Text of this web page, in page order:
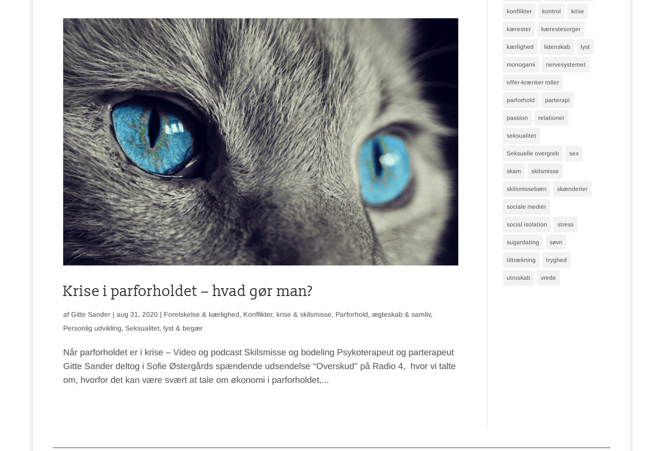
Krise i parforholdet – hvad gør man?
afGitte Sander| aug 31, 2020| Forelskelse & kærlighed, Konflikter, krise & skilsmisse, Parforhold, ægteskab & samliv,
Personlig udvikling, Seksualitet, lyst & begær
Når parforholdet er i krise – Video og podcast Skilsmisse og bodeling Psykoterapeut og parterapeut
Gitte Sander deltog i Sofie Østergårds spændende udsendelse “Overskud” på Radio 4, hvor vi talte
om, hvorfor det kan være svært at tale om økonomi i parforholdet,...
konflikter kontrol krise
kærester kærestesorger
kærlighed lidenskab lyst
monogami nervesystemet
offer-krænker roller
parforhold parterapi
passion relationer
seksualitet
Seksuelle overgreb sex
skam skilsmisse
skilsmissebørn skænderier
sociale medier
social isolation stress
sugardating søvn
tiltrækning tryghed
utroskab vrede